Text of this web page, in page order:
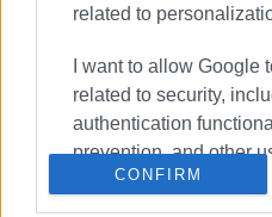
related to
I want to allow Google
related to security,
authentication
prevention, and other
CONFIRM
Με